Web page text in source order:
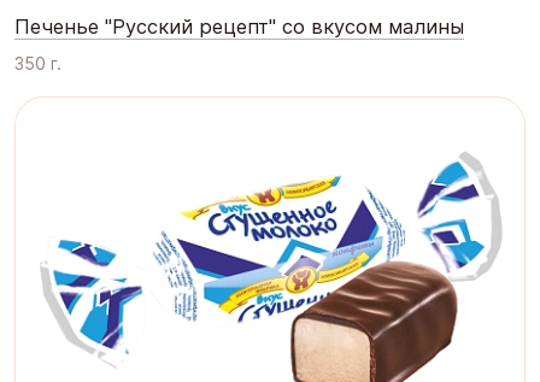
Печенье "Русский рецепт" со вкусом малины
350 г.